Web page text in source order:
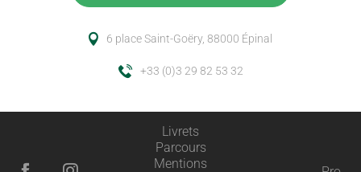
6 place Saint-Goëry, 88000 Épinal
+33 (0)3 29 82 53 32
Livrets
Parcours
Mentions